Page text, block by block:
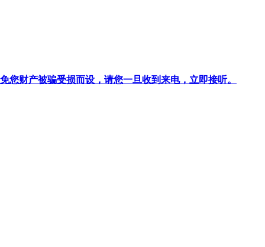
您财产被骗受损而设，请您一旦收到来电，立即接听。